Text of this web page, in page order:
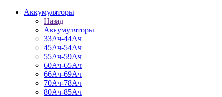
Аккумуляторы
Назад
Аккумуляторы
33Ач-44Ач
45Ач-54Ач
55Ач-59Ач
60Ач-65Ач
66Ач-69Ач
70Ач-78Ач
80Ач-85Ач